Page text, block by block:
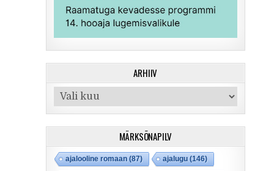
ARHIIV
Arhiiv
MÄRKSÕNAPILV
ajalooline romaan(87) ajalugu(146)